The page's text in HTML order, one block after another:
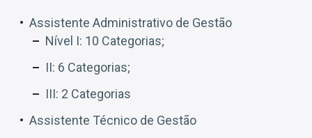
Assistente Administrativo de Gestão
Nível I: 10 Categorias;
II: 6 Categorias;
III: 2 Categorias
Assistente Técnico de Gestão